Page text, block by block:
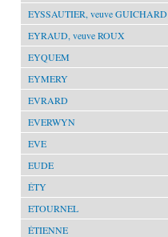
EYSSAUTIER, veuve GUICHARD
EYRAUD, veuve ROUX
EYQUEM
EYMERY
EVRARD
EVERWYN
EVE
EUDE
ÉTY
ETOURNEL
ÉTIENNE